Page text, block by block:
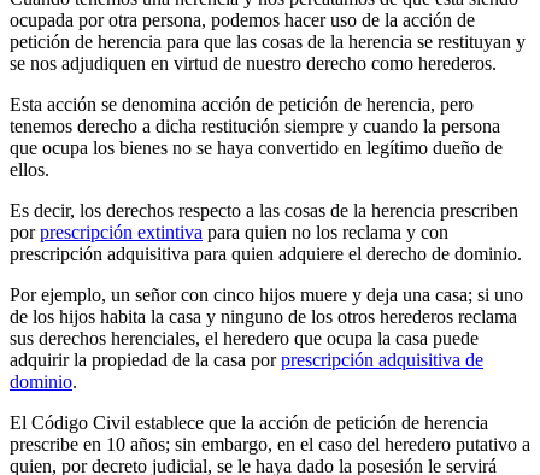
ocupada por otra persona, podemos hacer uso de la acción de
petición de herencia para que las cosas de la herencia se restituyan y
se nos adjudiquen en virtud de nuestro derecho como herederos.
Esta acción se denomina acción de petición de herencia, pero
tenemos derecho a dicha restitución siempre y cuando la persona
que ocupa los bienes no se haya convertido en legítimo dueño de
ellos.
Es decir, los derechos respecto a las cosas de la herencia prescriben
porprescripción extintiva para quien no los reclama y con
prescripción adquisitiva para quien adquiere el derecho de dominio.
Por ejemplo, un señor con cinco hijos muere y deja una casa; si uno
de los hijos habita la casa y ninguno de los otros herederos reclama
sus derechos herenciales, el heredero que ocupa la casa puede
adquirir la propiedad de la casa porprescripción adquisitiva de
dominio.
El Código Civil establece que la acción de petición de herencia
prescribe en 10 años; sin embargo, en el caso del heredero putativo a
quien, por decreto judicial, se le haya dado la posesión le servirá